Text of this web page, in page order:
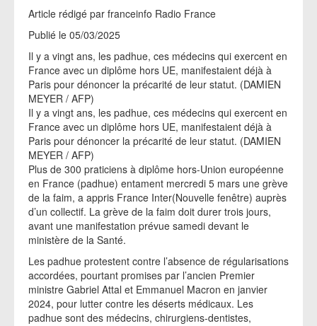
Article rédigé par franceinfo Radio France
Publié le 05/03/2025
Il y a vingt ans, les padhue, ces médecins qui exercent en
France avec un diplôme hors UE, manifestaient déjà à
Paris pour dénoncer la précarité de leur statut. (DAMIEN
MEYER / AFP)
Il y a vingt ans, les padhue, ces médecins qui exercent en
France avec un diplôme hors UE, manifestaient déjà à
Paris pour dénoncer la précarité de leur statut. (DAMIEN
MEYER / AFP)
Plus de 300 praticiens à diplôme hors-Union européenne
en France (padhue) entament mercredi 5 mars une grève
de la faim, a appris France Inter(Nouvelle fenêtre) auprès
d’un collectif. La grève de la faim doit durer trois jours,
avant une manifestation prévue samedi devant le
ministère de la Santé.
Les padhue protestent contre l’absence de régularisations
accordées, pourtant promises par l’ancien Premier
ministre Gabriel Attal et Emmanuel Macron en janvier
2024, pour lutter contre les déserts médicaux. Les
padhue sont des médecins, chirurgiens-dentistes,